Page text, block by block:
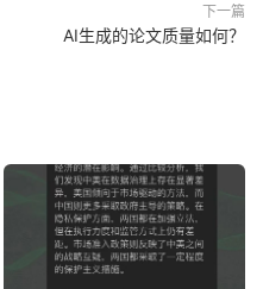
下一篇
AI生成的论文质量如何？